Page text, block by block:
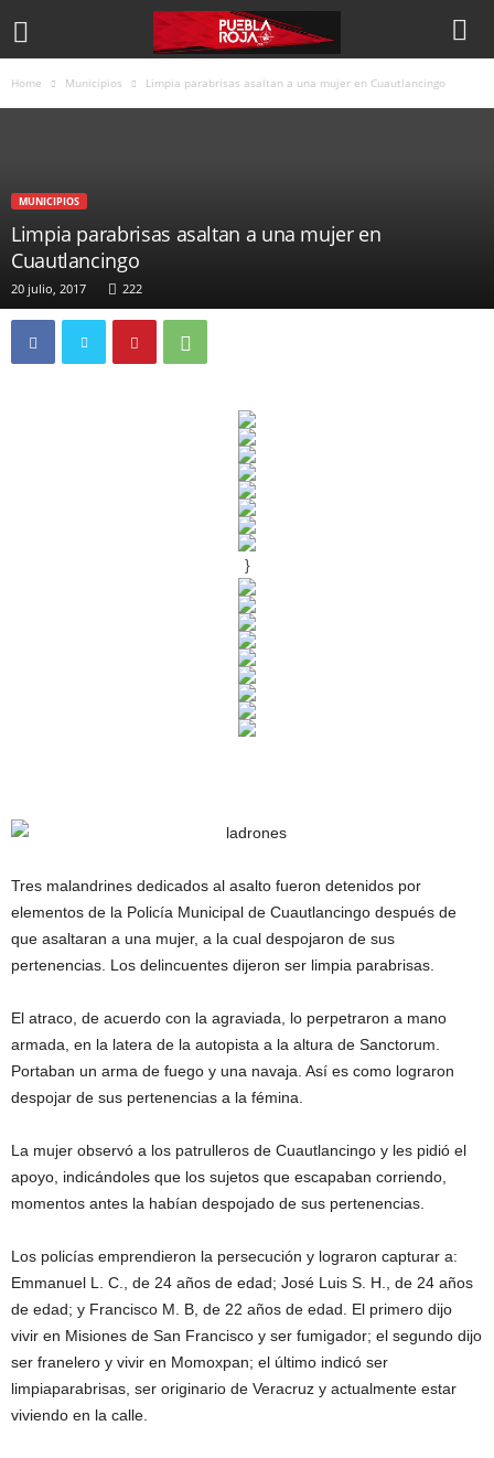
Home Municipios Limpia parabrisas asaltan a una mujer en Cuautlancingo
MUNICIPIOS
Limpia parabrisas asaltan a una mujer en
Cuautlancingo
20 julio, 2017 222
}
Tres malandrines dedicados al asalto fueron detenidos por
elementos de la Policía Municipal de Cuautlancingo después de
que asaltaran a una mujer, a la cual despojaron de sus
pertenencias. Los delincuentes dijeron ser limpia parabrisas.
El atraco, de acuerdo con la agraviada, lo perpetraron a mano
armada, en la latera de la autopista a la altura de Sanctorum.
Portaban un arma de fuego y una navaja. Así es como lograron
despojar de sus pertenencias a la fémina.
La mujer observó a los patrulleros de Cuautlancingo y les pidió el
apoyo, indicándoles que los sujetos que escapaban corriendo,
momentos antes la habían despojado de sus pertenencias.
Los policías emprendieron la persecución y lograron capturar a:
Emmanuel L. C., de 24 años de edad; José Luis S. H., de 24 años
de edad; y Francisco M. B, de 22 años de edad. El primero dijo
vivir en Misiones de San Francisco y ser fumigador; el segundo dijo
ser franelero y vivir en Momoxpan; el último indicó ser
limpiaparabrisas, ser originario de Veracruz y actualmente estar
viviendo en la calle.